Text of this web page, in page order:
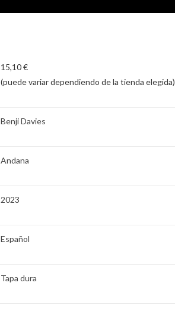
15,10 €
(puede variar dependiendo de la tienda elegida)
Benji Davies
Andana
2023
Español
Tapa dura